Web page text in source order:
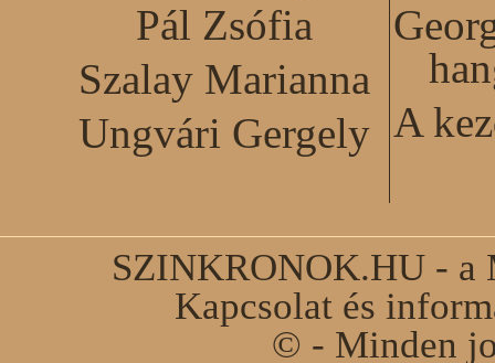
Pál Zsófia
Szalay Marianna
Ungvári Gergely A
SZINKRONOK.HU - a
Kapcsolat és
© - Minden